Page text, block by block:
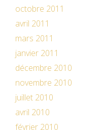
octobre 2011
avril 2011
mars 2011
janvier 2011
décembre 2010
novembre 2010
juillet 2010
avril 2010
février 2010